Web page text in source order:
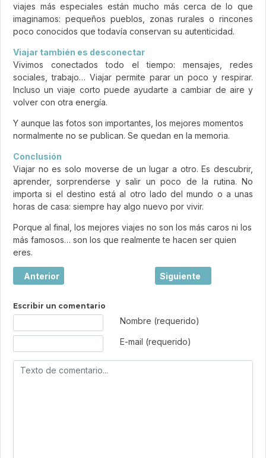
viajes más especiales están mucho más cerca de lo que
imaginamos: pequeños pueblos, zonas rurales o rincones
poco conocidos que todavía conservan su autenticidad.
Viajar también es desconectar
Vivimos conectados todo el tiempo: mensajes, redes
sociales, trabajo… Viajar permite parar un poco y respirar.
Incluso un viaje corto puede ayudarte a cambiar de aire y
volver con otra energía.
Y aunque las fotos son importantes, los mejores momentos
normalmente no se publican. Se quedan en la memoria.
Conclusión
Viajar no es solo moverse de un lugar a otro. Es descubrir,
aprender, sorprenderse y salir un poco de la rutina. No
importa si el destino está al otro lado del mundo o a unas
horas de casa: siempre hay algo nuevo por vivir.
Porque al final, los mejores viajes no son los más caros ni los
más famosos… son los que realmente te hacen ser quien
eres.
Artículo anterior: El boom de los city breaks en España:
Anterior Artículo siguiente: Los
Siguiente
Escribir un comentario
Nombre (requerido)
E-mail (requerido)